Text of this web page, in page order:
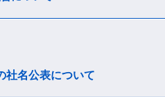
社名公表について